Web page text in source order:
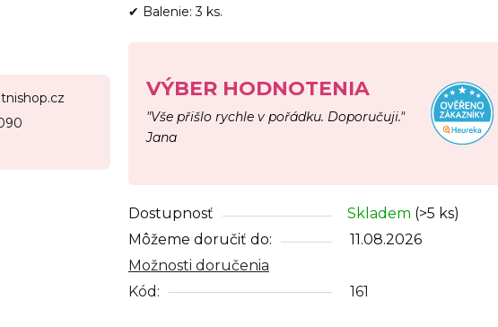
✔ Balenie: 3 ks.
VÝBER HODNOTENIA
"Vše přišlo rychle v pořádku. Doporučuji."
Jana
Dostupnosť Skladem (>5 ks)
Môžeme doručiť do:
11.08.2026
Možnosti doručenia
Kód:
161